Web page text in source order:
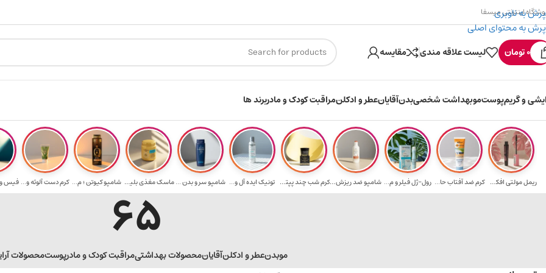
پرش به ناوبری
پرش به محتوای اصلی
ارسال رایگان برای خرید ۳.۵ میلیون به یالا ۳۰۰ میسکوین (۳۰ هزار تومن) هدیه خرید اول
اینترنتی میسفا
0تومان لیست علاقه مندی مقایسه
و گریمپوستموبهداشت شخصیبدنآقایانعطر و ادکلنمراقبت کودک و مادربرند ها
ریمل مولتی افکت... کرم ضد آفتاب حا... رول-ژل فیلر و م... شامپو ضد ریزش و... کرم شب چند پپتی... تونیک ایده آل و... شامپو سر و بدن ... ماسک مغذی بلیتا... شامپو کیوتن ؛ م... کرم دست آلوئه و... 65
موبدنعطر و ادکلنآقایانمحصولات بهداشتیمراقبت کودک و مادرپوستمحصولات